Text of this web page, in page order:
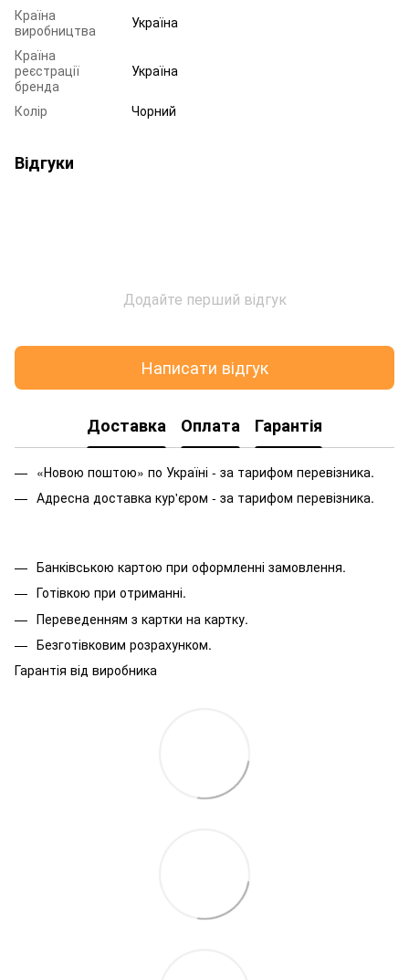
Країна
виробництва
Україна
Країна
реєстрації
бренда
Україна
Колір Чорний
Відгуки
Додайте перший відгук
Написати відгук
Доставка Оплата Гарантія
«Новою поштою» по Україні - за тарифом перевізника.
Адресна доставка кур'єром - за тарифом перевізника.
Банківською картою при оформленні замовлення.
Готівкою при отриманні.
Переведенням з картки на картку.
Безготівковим розрахунком.
Гарантія від виробника